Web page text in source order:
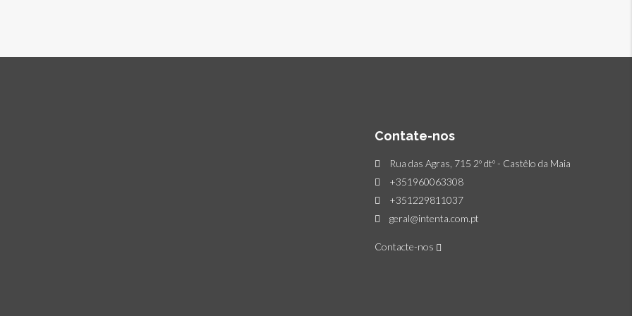
Contate-nos
Rua das Agras, 715 2º dtº - Castêlo da Maia
+351960063308
+351229811037
geral@intenta.com.pt
Contacte-nos